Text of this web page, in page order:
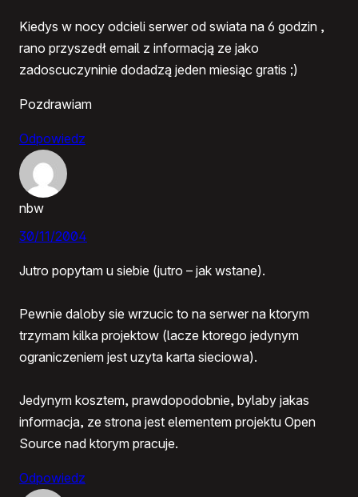
Kiedys w nocy odcieli serwer od swiata na 6 godzin ,
rano przyszedł email z informacją ze jako
zadoscuczyninie dodadzą jeden miesiąc gratis ;)
Pozdrawiam
Odpowiedz
nbw
30/11/2004
Jutro popytam u siebie (jutro – jak wstane).
Pewnie daloby sie wrzucic to na serwer na ktorym
trzymam kilka projektow (lacze ktorego jedynym
ograniczeniem jest uzyta karta sieciowa).
Jedynym kosztem, prawdopodobnie, bylaby jakas
informacja, ze strona jest elementem projektu Open
Source nad ktorym pracuje.
Odpowiedz